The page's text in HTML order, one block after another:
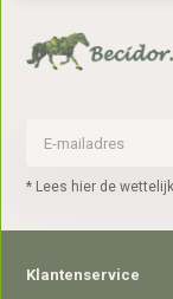
* Lees hier de
Klantenservice